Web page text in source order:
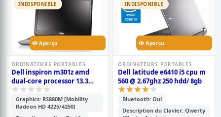
INDISPONIBLE
Aperçu
ORDINATEURS PORTABLES
Dell inspiron m301z amd
dual-core processor 13.3
pouce
Graphics: RS880M [Mobility
Radeon HD 4225/4250]
INDISPONIBLE
Aperçu
ORDINATEURS PORTABLES
Dell latitude e6410 i5 cpu m
560 @ 2.67ghz 250 hdd/ 8gb
Bluetooth: Oui
Description du Clavier: Qwerty